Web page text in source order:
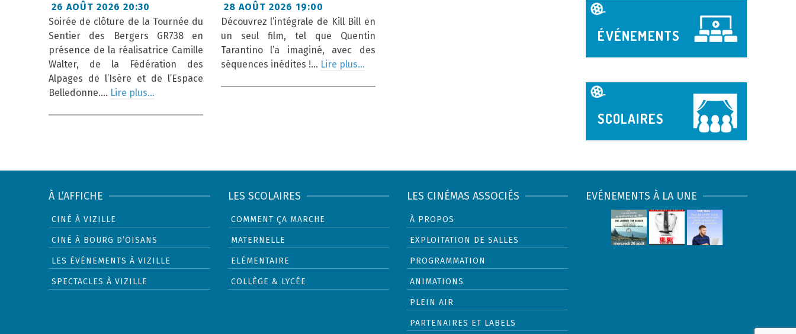
26 AOÛT 2026 20:30
Soirée de clôture de la Tournée du
Sentier des Bergers GR738 en
présence de la réalisatrice Camille
Walter, de la Fédération des
Alpages de l’Isère et de l’Espace
Belledonne.… Lire plus…
28 AOÛT 2026 19:00
Découvrez l’intégrale de Kill Bill en
un seul film, tel que Quentin
Tarantino l’a imaginé, avec des
séquences inédites !… Lire plus…
ÉVÉNEMENTS
SCOLAIRES
À L’AFFICHE
CINÉ À VIZILLE
CINÉ À BOURG D’OISANS
LES ÉVÉNEMENTS À VIZILLE
SPECTACLES À VIZILLE
LES SCOLAIRES
COMMENT ÇA MARCHE
MATERNELLE
ELÉMENTAIRE
COLLÈGE & LYCÉE
LES CINÉMAS ASSOCIÉS
À PROPOS
EXPLOITATION DE SALLES
PROGRAMMATION
ANIMATIONS
PLEIN AIR
PARTENAIRES ET LABELS
EVÉNEMENTS À LA UNE